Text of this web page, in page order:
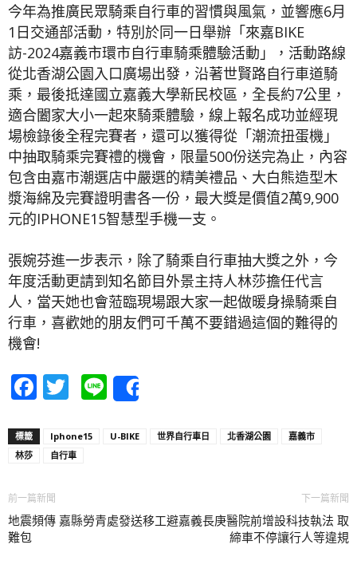
今年為推廣民眾騎乘自行車的習慣與風氣，並響應6月
1日交通部活動，特別於同一日舉辦「來嘉BIKE
訪-2024嘉義市環市自行車騎乘體驗活動」，活動路線
從北香湖公園入口廣場出發，沿著世賢路自行車道騎
乘，最後抵達國立嘉義大學新民校區，全長約7公里，
適合闔家大小一起來騎乘體驗，線上報名成功並經現
場檢錄後全程完賽者，還可以獲得從「潮流扭蛋機」
中抽取騎乘完賽禮的機會，限量500份送完為止，內容
包含由嘉市潮選店中嚴選的精美禮品、大白熊造型木
漿海綿及完賽證明書各一份，最大獎是價值2萬9,900
元的IPHONE15智慧型手機一支。
張婉芬進一步表示，除了騎乘自行車抽大獎之外，今
年度活動更請到知名節目外景主持人林莎擔任代言
人，當天她也會蒞臨現場跟大家一起做暖身操騎乘自
行車，喜歡她的朋友們可千萬不要錯過這個的難得的
機會!
Facebook
Twitter
Line
標籤 Iphone15 U-BIKE 世界自行車日 北香湖公園
嘉義市
林莎
自行車
前一篇新聞
地震頻傳 嘉縣勞青處發送移工避
難包
下一篇新聞
嘉義長庚醫院前增設科技執法 取
締車不停讓行人等違規